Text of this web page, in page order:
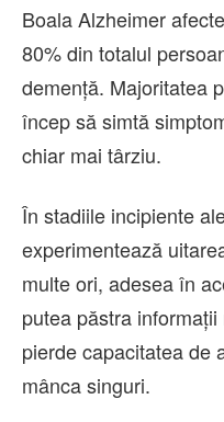
Boala Alzheimer
80% din totalul
demență. Majoritatea
încep să simtă
chiar mai târziu.
În stadiile incipiente
experimentează
multe ori, adesea în
putea păstra
pierde capacitatea de
mânca singuri.